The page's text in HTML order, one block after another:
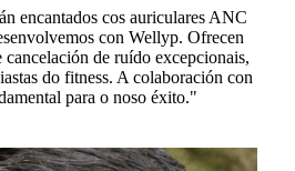
encantados cos auriculares ANC
con Wellyp. Ofrecen
cancelación de ruído excepcionais,
do fitness. A colaboración con
para o noso éxito."